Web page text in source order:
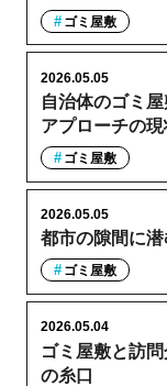
ゴミ屋敷
自治体のゴミ
アプローチの現
2026.05.05
ゴミ屋敷
都市の隙間に
2026.05.05
ゴミ屋敷
ゴミ屋敷と訪
の糸口
2026.05.04